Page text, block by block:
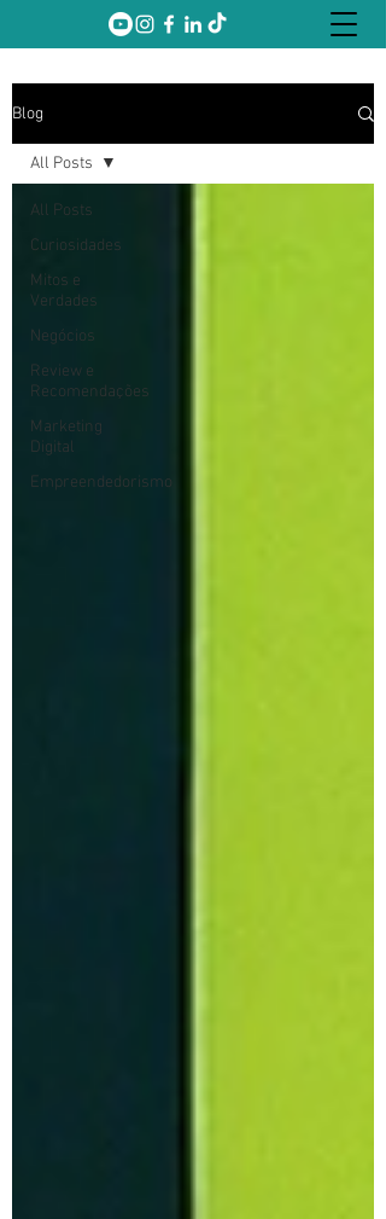
Blog
All Posts
Curiosidades
Mitos e
Verdades
Negócios
Review e
Recomendações
Marketing
Digital
Empreendedorismo
All Posts